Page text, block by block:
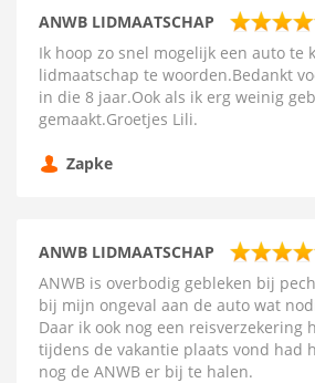
ANWB LIDMAATSCHAP
Ik hoop zo snel mogelijk een auto te
lidmaatschap te woorden.Bedankt
in die 8 jaar.Ook als ik erg weinig
gemaakt.Groetjes Lili.
Zapke
ANWB LIDMAATSCHAP
ANWB is overbodig gebleken bij
bij mijn ongeval aan de auto wat
Daar ik ook nog een reisverzekering
tijdens de vakantie plaats vond had
nog de ANWB er bij te halen.